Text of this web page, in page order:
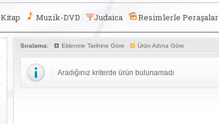
Kitap Muzik-DVD Judaica Resimlerle Peraşalar
Sıralama: Eklenme Tarihine Göre Ürün Adına Göre
Aradığınız kriterde ürün bulunamadı